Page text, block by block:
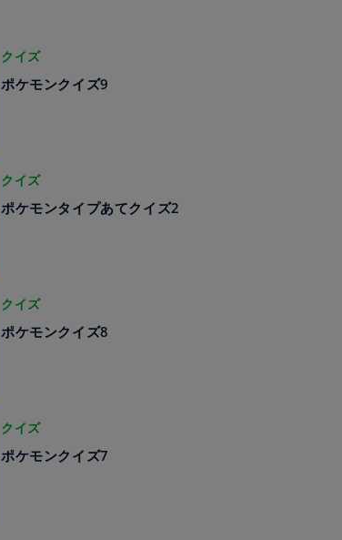
クイズ
ポケモンクイズ9
クイズ
ポケモンタイプあてクイズ2
クイズ
ポケモンクイズ8
クイズ
ポケモンクイズ7